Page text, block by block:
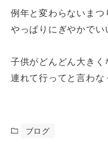
例年と変わらないまつ
やっぱりにぎやかで
子供がどんどん大きく
連れて行ってと言わ
ブログ